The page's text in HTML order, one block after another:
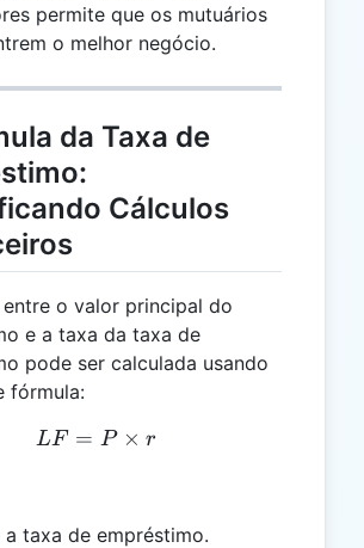
permite que os mutuários
o melhor negócio.
da Taxa de
Cálculos
o valor principal do
e a taxa da taxa de
pode ser calculada usando
fórmula:
LF = P \times r
LF = P × r
taxa de empréstimo.